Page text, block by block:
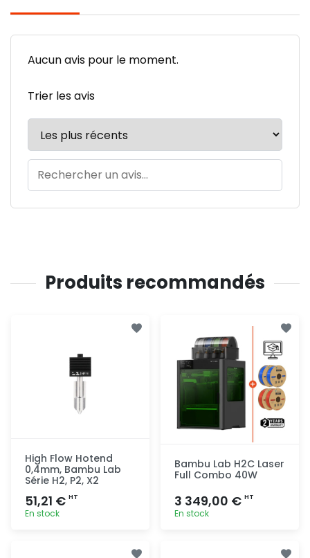
Aucun avis pour le moment.
Trier les avis
Produits recommandés
High Flow Hotend
0,4mm, Bambu Lab
Série H2, P2, X2
51,21 € HT
En stock
Bambu Lab H2C Laser
Full Combo 40W
3 349,00 € HT
En stock